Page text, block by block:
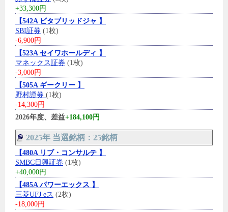
+33,300円
【542A ビタブリッドジャ 】
SBI証券 (1枚)
-6,900円
【523A セイワホールディ 】
マネックス証券 (1枚)
-3,000円
【505A ギークリー 】
野村證券 (1枚)
-14,300円
2026年度、差益+184,100円
2025年 当選銘柄：25銘柄
【480A リブ・コンサルテ 】
SMBC日興証券 (1枚)
+40,000円
【485A パワーエックス 】
三菱UFJ eス (2枚)
-18,000円